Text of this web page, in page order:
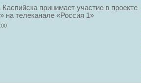
принимает участие в проекте
на телеканале «Россия 1»